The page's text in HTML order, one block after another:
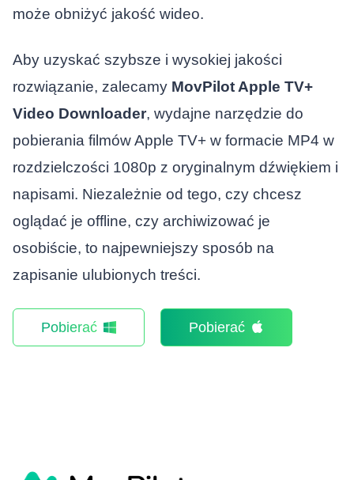
może obniżyć jakość wideo.
Aby uzyskać szybsze i wysokiej jakości
rozwiązanie, zalecamy MovPilot Apple TV+
Video Downloader, wydajne narzędzie do
pobierania filmów Apple TV+ w formacie MP4 w
rozdzielczości 1080p z oryginalnym dźwiękiem i
napisami. Niezależnie od tego, czy chcesz
oglądać je offline, czy archiwizować je
osobiście, to najpewniejszy sposób na
zapisanie ulubionych treści.
Pobierać Pobierać